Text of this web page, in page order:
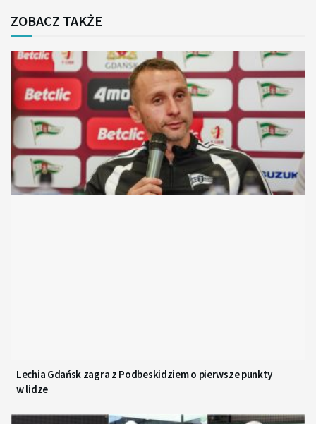
ZOBACZ TAKŻE
Lechia Gdańsk zagra z Podbeskidziem o pierwsze punkty
w lidze